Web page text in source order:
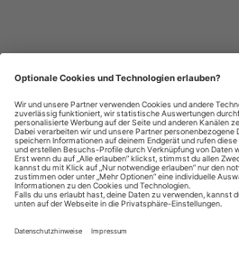
Impressum
Privatsphäre-